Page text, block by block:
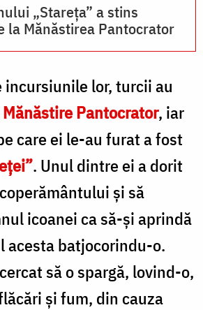
„Stareța” a stins
la Mănăstirea Pantocrator
lor, turcii au
Pantocrator, iar
care ei le-au furat a fost
. Unul dintre ei a dorit
şi să
icoanei ca să-şi aprindă
acesta batjocorindu-o.
să o spargă, lovind-o,
şi fum, din cauza